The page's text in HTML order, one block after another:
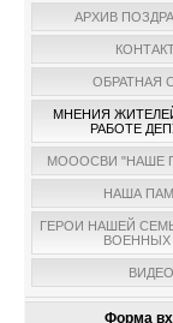
АРХИВ
ОБРАТНАЯ
МНЕНИЯ
РАБОТЕ
МОООСВИ "НАШЕ
НАША
ГЕРОИ НАШЕЙ
ВОЕННЫХ
ВИДЕО
Форма